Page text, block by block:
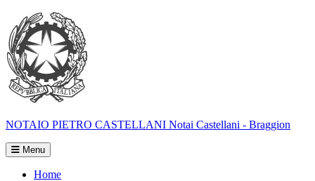
NOTAIO PIETRO CASTELLANI Notai Castellani - Braggion
Menu
Home